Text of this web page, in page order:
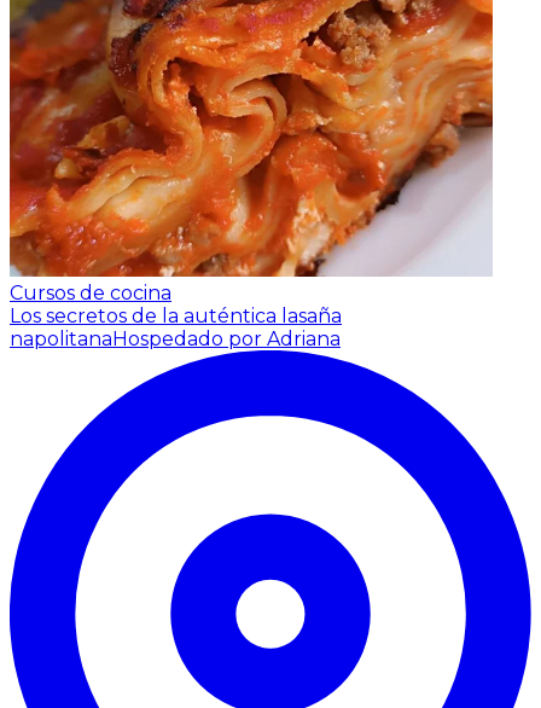
Cursos de cocina
Los secretos de la auténtica lasaña
napolitanaHospedado por Adriana